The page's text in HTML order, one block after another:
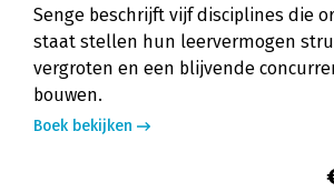
Senge beschrijft vijf disciplines die
staat stellen hun leervermogen
vergroten en een blijvende
bouwen.
Boek bekijken